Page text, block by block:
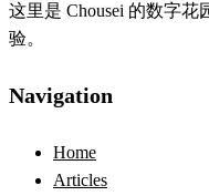
这里是 Chousei 的数字
验。
Navigation
Home
Articles